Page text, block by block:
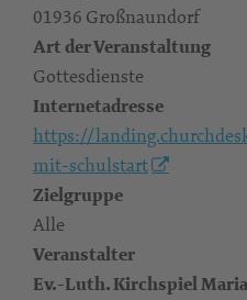
01936 Großnaundorf
Art der Veranstaltung
Gottesdienste
Internetadresse
https://
mit-schulstart
Zielgruppe
Alle
Veranstalter
Ev.-Luth. Kirchspiel